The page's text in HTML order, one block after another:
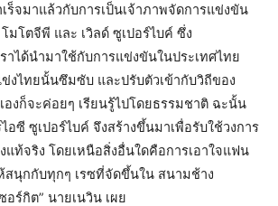
เร็จมาแล้วกับการเป็นเจ้าภาพจัดการแข่งขัน
มโตจีพี และ เวิลด์ ซูเปอร์ไบค์ ซึ่ง
าได้นำมาใช้กับการแข่งขันในประเทศไทย
งไทยนั้นซึมซับ และปรับตัวเข้ากับวิถีของ
องก็จะค่อยๆ เรียนรู้ไปโดยธรรมชาติ ฉะนั้น
อซี ซูเปอร์ไบค์ จึงสร้างขึ้นมาเพื่อรับใช้วงการ
แท้จริง โดยเหนือสิ่งอื่นใดคือการเอาใจแฟน
สนุกกับทุกๆ เรซที่จัดขึ้นใน สนามช้าง
อร์กิต” นายเนวิน เผย